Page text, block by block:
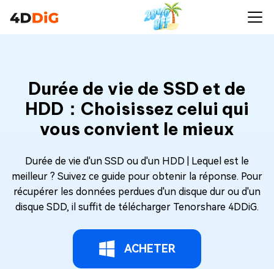
Durée de vie de SSD et de
HDD：Choisissez celui qui
vous convient le mieux
Durée de vie d'un SSD ou d'un HDD | Lequel est le
meilleur ? Suivez ce guide pour obtenir la réponse. Pour
récupérer les données perdues d'un disque dur ou d'un
disque SDD, il suffit de télécharger Tenorshare 4DDiG.
ACHETER